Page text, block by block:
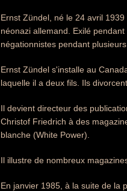
Ernst Zündel, né le 24 avril
néonazi allemand. Exilé
négationnistes pendant
Ernst Zündel s'installe au
laquelle il a deux fils. Ils
Il devient directeur des
Christof Friedrich à des
blanche (White Power).
Il illustre de nombreux
En janvier 1985, à la suite de la